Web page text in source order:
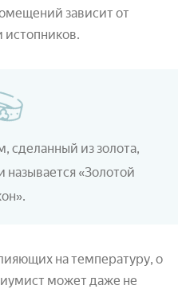
зависит от
истопников.
сделанный из золота,
называется «Золотой
на температуру, о
может даже не